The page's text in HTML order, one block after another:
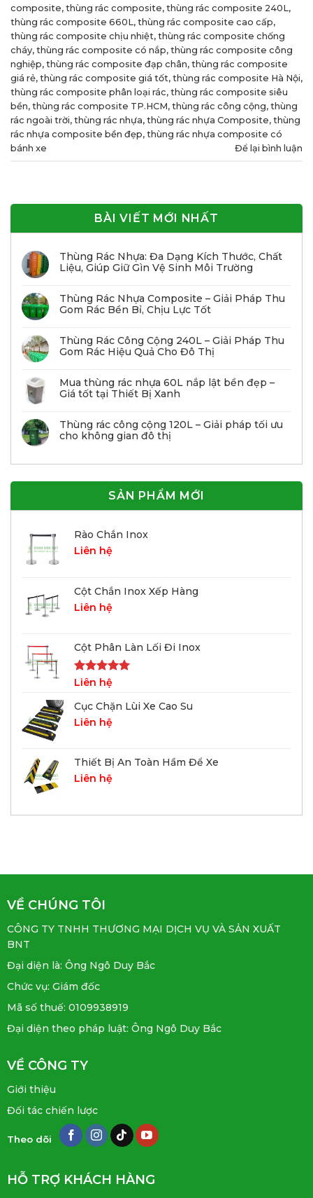
composite, thùng rác composite, thùng rác composite 240L,
thùng rác composite 660L, thùng rác composite cao cấp,
thùng rác composite chịu nhiệt, thùng rác composite chống
cháy, thùng rác composite có nắp, thùng rác composite công
nghiệp, thùng rác composite đạp chân, thùng rác composite
giá rẻ, thùng rác composite giá tốt, thùng rác composite Hà Nội,
thùng rác composite phân loại rác, thùng rác composite siêu
bền, thùng rác composite TP.HCM, thùng rác công cộng, thùng
rác ngoài trời, thùng rác nhựa, thùng rác nhựa Composite, thùng
rác nhựa composite bền đẹp, thùng rác nhựa composite có
bánh xe
Để lại bình luận
BÀI VIẾT MỚI NHẤT
Thùng Rác Nhựa: Đa Dạng Kích Thước, Chất
Liệu, Giúp Giữ Gìn Vệ Sinh Môi Trường
Thùng Rác Nhựa Composite – Giải Pháp Thu
Gom Rác Bền Bỉ, Chịu Lực Tốt
Thùng Rác Công Cộng 240L – Giải Pháp Thu
Gom Rác Hiệu Quả Cho Đô Thị
Mua thùng rác nhựa 60L nắp lật bền đẹp –
Giá tốt tại Thiết Bị Xanh
Thùng rác công cộng 120L – Giải pháp tối ưu
cho không gian đô thị
SẢN PHẨM MỚI
Rào Chắn Inox
Liên hệ
Cột Chắn Inox Xếp Hàng
Liên hệ
Cột Phân Làn Lối Đi Inox
Được xếp
5 sao
Liên hệ
Cục Chặn Lùi Xe Cao Su
Liên hệ
Thiết Bị An Toàn Hầm Để Xe
Liên hệ
VỀ CHÚNG TÔI
CÔNG TY TNHH THƯƠNG MẠI DỊCH VỤ VÀ SẢN XUẤT
BNT
Đại diện là: Ông Ngô Duy Bắc
Chức vụ: Giám đốc
Mã số thuế: 0109938919
Đại diện theo pháp luật: Ông Ngô Duy Bắc
VỀ CÔNG TY
Giới thiệu
Đối tác chiến lược
Theo dõi
HỖ TRỢ KHÁCH HÀNG